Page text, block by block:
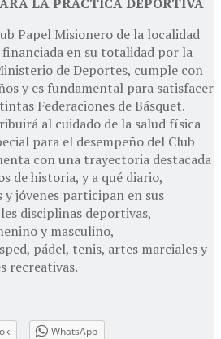
Papel Misionero de la localidad
financiada en su totalidad por la
de Deportes, cumple con
y es fundamental para satisfacer
Federaciones de Básquet.
al cuidado de la salud física
para el desempeño del Club
con una trayectoria destacada
de historia, y a qué diario,
jóvenes participan en sus
disciplinas deportivas,
y masculino,
pádel, tenis, artes marciales y
recreativas.
WhatsApp